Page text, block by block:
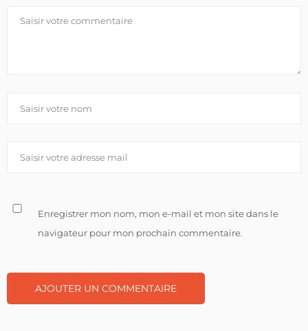
Enregistrer mon nom, mon e-mail et mon site dans le
navigateur pour mon prochain commentaire.